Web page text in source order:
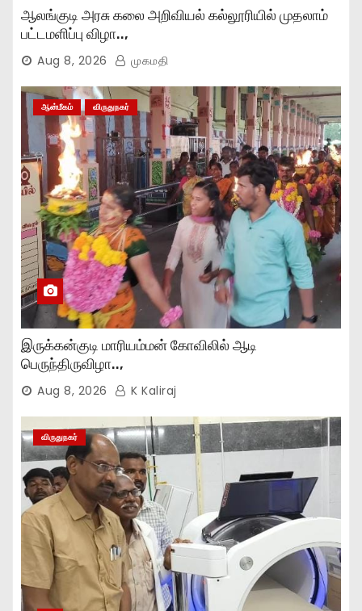
ஆலங்குடி அரசு கலை அறிவியல் கல்லூரியில் முதலாம்
பட்டமளிப்பு விழா..,
Aug 8, 2026 முகமதி
ஆன்மீகம் விருதுநகர்
இருக்கன்குடி மாரியம்மன் கோவிலில் ஆடி
பெருந்திருவிழா..,
Aug 8, 2026 K Kaliraj
விருதுநகர்